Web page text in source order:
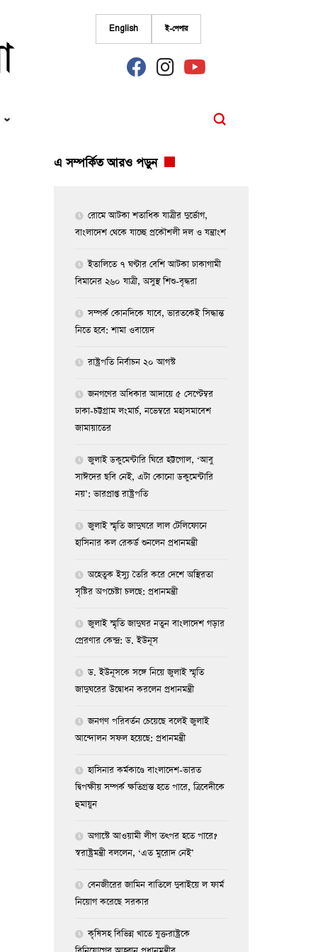
English ই-পেপার
fab
fa-
fab
fa-
fab
fa-
এ সম্পর্কিত আরও পড়ুন
রোমে আটকা শতাধিক যাত্রীর দুর্ভোগ,
বাংলাদেশ থেকে যাচ্ছে প্রকৌশলী দল ও যন্ত্রাংশ
ইতালিতে ৭ ঘণ্টার বেশি আটকা ঢাকাগামী
বিমানের ২৬০ যাত্রী, অসুস্থ শিশু-বৃদ্ধরা
সম্পর্ক কোনদিকে যাবে, ভারতকেই সিদ্ধান্ত
নিতে হবে: শামা ওবায়েদ
রাষ্ট্রপতি নির্বাচন ২০ আগস্ট
জনগণের অধিকার আদায়ে ৫ সেপ্টেম্বর
ঢাকা-চট্টগ্রাম লংমার্চ, নভেম্বরে মহাসমাবেশ
জামায়াতের
জুলাই ডকুমেন্টারি ঘিরে হট্টগোল, ‘আবু
সাঈদের ছবি নেই, এটা কোনো ডকুমেন্টারি
নয়’: ভারপ্রাপ্ত রাষ্ট্রপতি
জুলাই স্মৃতি জাদুঘরে লাল টেলিফোনে
হাসিনার কল রেকর্ড শুনলেন প্রধানমন্ত্রী
অহেতুক ইস্যু তৈরি করে দেশে অস্থিরতা
সৃষ্টির অপচেষ্টা চলছে: প্রধানমন্ত্রী
জুলাই স্মৃতি জাদুঘর নতুন বাংলাদেশ গড়ার
প্রেরণার কেন্দ্র: ড. ইউনূস
ড. ইউনূসকে সঙ্গে নিয়ে জুলাই স্মৃতি
জাদুঘরের উদ্বোধন করলেন প্রধানমন্ত্রী
জনগণ পরিবর্তন চেয়েছে বলেই জুলাই
আন্দোলন সফল হয়েছে: প্রধানমন্ত্রী
হাসিনার কর্মকাণ্ডে বাংলাদেশ-ভারত
দ্বিপক্ষীয় সম্পর্ক ক্ষতিগ্রস্ত হতে পারে, ত্রিবেদীকে
হুমায়ুন
অগাস্টে আওয়ামী লীগ তৎপর হতে পারে?
স্বরাষ্ট্রমন্ত্রী বললেন, ‘এত মুরোদ নেই’
বেনজীরের জামিন বাতিলে দুবাইয়ে ল ফার্ম
নিয়োগ করেছে সরকার
কৃষিসহ বিভিন্ন খাতে যুক্তরাষ্ট্রকে